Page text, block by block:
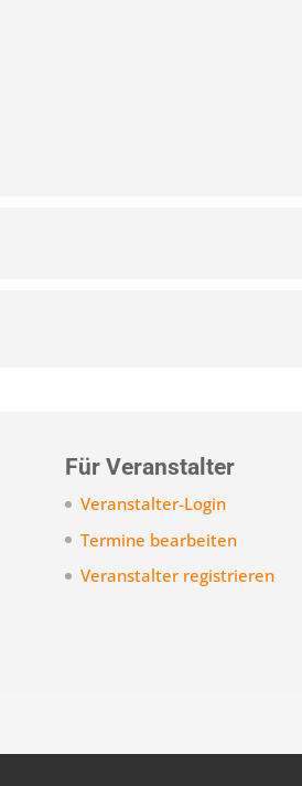
Für Veranstalter
Veranstalter-Login
Termine bearbeiten
Veranstalter registrieren